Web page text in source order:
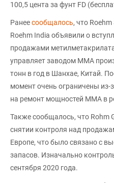
100,5 цента за фунт FD
Ранеесообщалось, что
Roehm India объявили о
продажами
управляет заводом MMA
тонн в год в Шанхае, Китай.
момент очень ограничены
на ремонт мощностей ММА в
Также сообщалось, что Rohm
снятии контроля над
Европе, что было связано с
запасов. Изначально
сентября 2020 года.